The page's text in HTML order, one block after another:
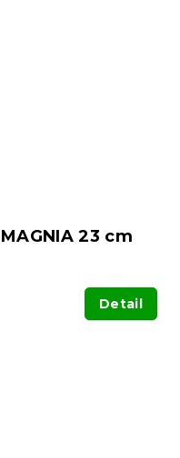
23 cm
Detail